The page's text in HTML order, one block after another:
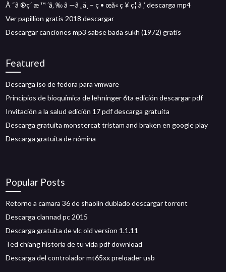
Ã “ã ®ç´ æ ™ ´ã‚ ‰ ã —ã „ä¸ – ç • œã« ç ¥ ç¦ ã ‚’ descarga mp4
Ver papillion gratis 2018 descargar
Descargar canciones mp3 sabse bada sukh (1972) gratis
Featured
Descarga iso de fedora para vmware
Principios de bioquímica de lehninger 6ta edición descargar pdf
Invitación a la salud edición 17 pdf descarga gratuita
Descarga gratuita monstercat tristam and braken en google play
Descarga gratuita de nómina
Popular Posts
Retorno a camara 36 de shaolin dublado descargar torrent
Descarga clannad pc 2015
Descarga gratuita de vlc old version 1.1.11
Ted chiang historia de tu vida pdf download
Descarga del controlador mt65xx preloader usb